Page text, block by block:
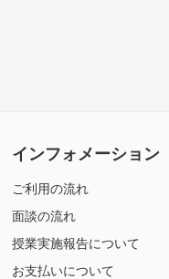
インフォメーション
ご利用の流れ
面談の流れ
授業実施報告について
お支払いについて